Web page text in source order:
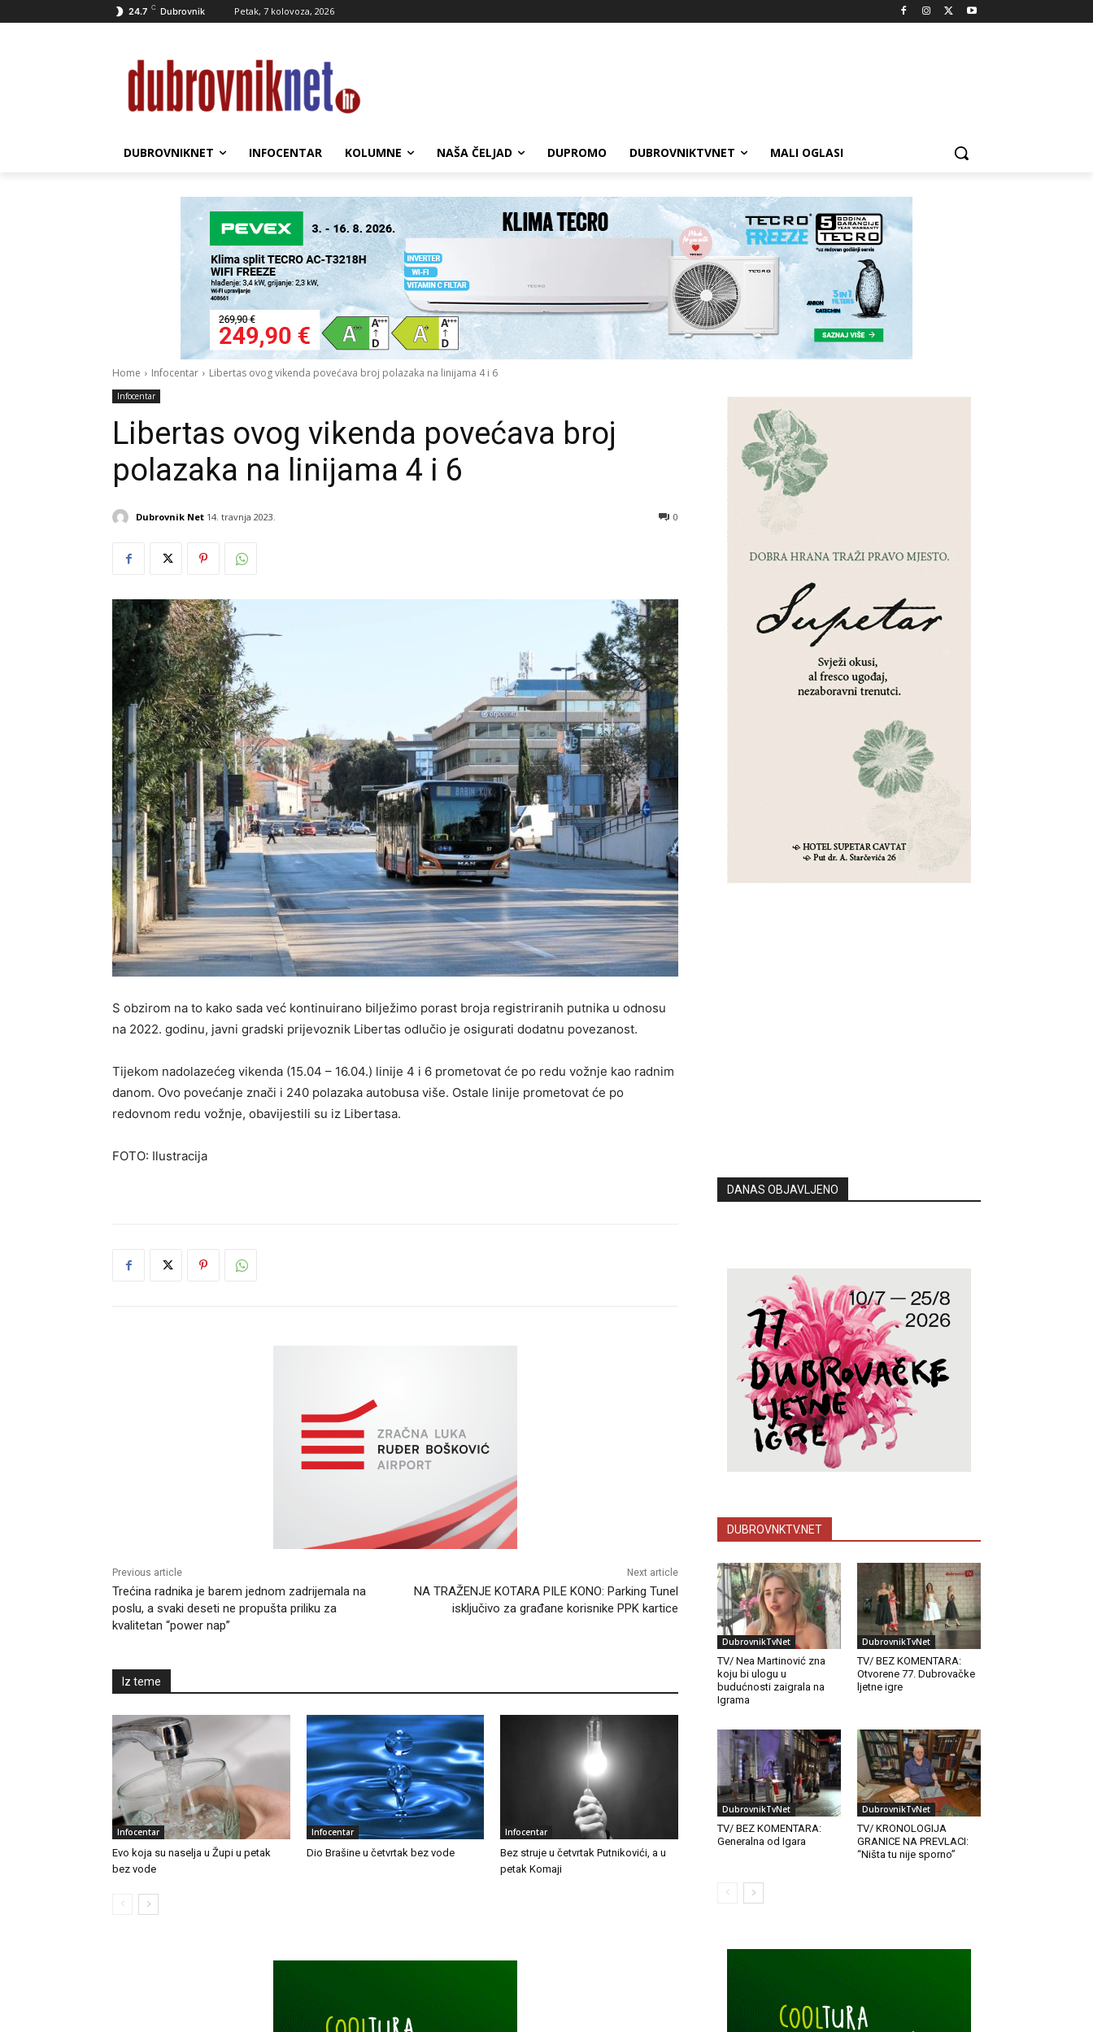
24.7 C Dubrovnik Petak, 7 kolovoza, 2026
DUBROVNIKNET INFOCENTAR KOLUMNE NAŠA ČELJAD DUPROMO DUBROVNIKTVNET MALI OGLASI
Home Infocentar Libertas ovog vikenda povećava broj polazaka na linijama 4 i 6
Infocentar
Libertas ovog vikenda povećava broj
polazaka na linijama 4 i 6
Dubrovnik Net 14. travnja 2023. 0
S obzirom na to kako sada već kontinuirano bilježimo porast broja registriranih putnika u odnosu
na 2022. godinu, javni gradski prijevoznik Libertas odlučio je osigurati dodatnu povezanost.
Tijekom nadolazećeg vikenda (15.04 – 16.04.) linije 4 i 6 prometovat će po redu vožnje kao radnim
danom. Ovo povećanje znači i 240 polazaka autobusa više. Ostale linije prometovat će po
redovnom redu vožnje, obavijestili su iz Libertasa.
FOTO: Ilustracija
Previous article
Trećina radnika je barem jednom zadrijemala na
poslu, a svaki deseti ne propušta priliku za
kvalitetan “power nap”
Next article
NA TRAŽENJE KOTARA PILE KONO: Parking Tunel
isključivo za građane korisnike PPK kartice
Iz teme
Infocentar
Evo koja su naselja u Župi u petak
bez vode
Infocentar
Dio Brašine u četvrtak bez vode
Infocentar
Bez struje u četvrtak Putnikovići, a u
petak Komaji
DANAS OBJAVLJENO
DUBROVNKTV.NET
DubrovnikTvNet
TV/ Nea Martinović zna
koju bi ulogu u
budućnosti zaigrala na
Igrama
DubrovnikTvNet
TV/ BEZ KOMENTARA:
Otvorene 77. Dubrovačke
ljetne igre
DubrovnikTvNet
TV/ BEZ KOMENTARA:
Generalna od Igara
DubrovnikTvNet
TV/ KRONOLOGIJA
GRANICE NA PREVLACI:
“Ništa tu nije sporno”